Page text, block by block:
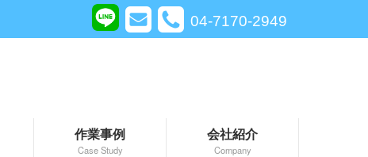
04-7170-2949
作業事例
Case Study
会社紹介
Company